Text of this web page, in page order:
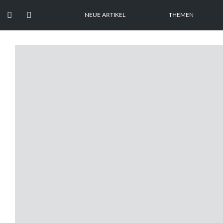
  NEUE ARTIKEL THEMEN